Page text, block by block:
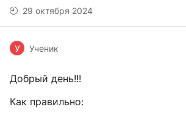
29 октября 2024
У Ученик
Добрый день!!!
Как правильно: